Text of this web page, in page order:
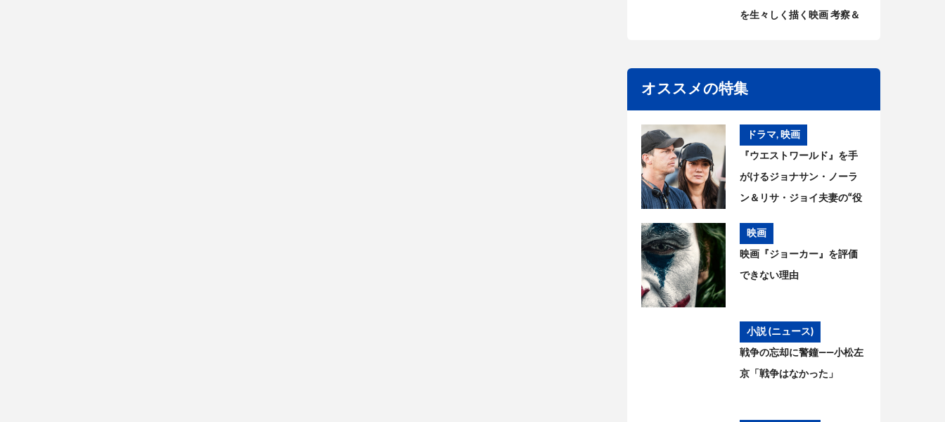
を生々しく描く映画 考察＆
オススメの特集
ドラマ, 映画
『ウエストワールド』を手
がけるジョナサン・ノーラ
ン＆リサ・ジョイ夫妻の“役
ノーランの評価は…
映画
映画『ジョーカー』を評価
できない理由
小説 (ニュース)
戦争の忘却に警鐘——小松左
京「戦争はなかった」